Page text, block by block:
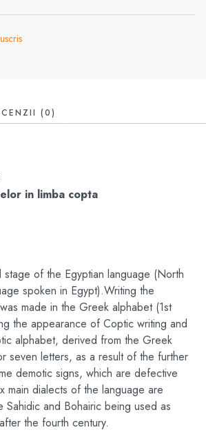
(0)
in limba copta
of the Egyptian language (North
spoken in Egypt).Writing the
made in the Greek alphabet (1st
the appearance of Coptic writing and
alphabet, derived from the Greek
seven letters, as a result of the further
demotic signs, which are defective
main dialects of the language are
Sahidic and Bohairic being used as
the fourth century.